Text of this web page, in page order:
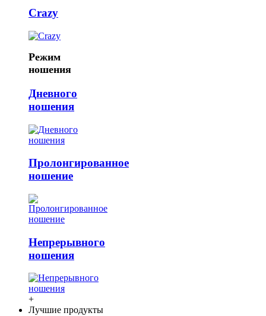
Crazy
Режим
ношения
Дневного
ношения
Пролонгированное
ношение
Непрерывного
ношения
+
Лучшие продукты